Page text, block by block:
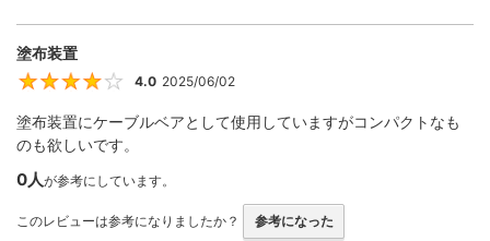
塗布装置
4
4.0 2025/06/02
塗布装置にケーブルベアとして使用していますがコンパクトなも
のも欲しいです。
0人が参考にしています。
このレビューは参考になりましたか？ 参考になった